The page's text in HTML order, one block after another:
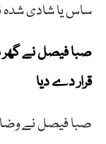
ساس یا شادی
صبا فیصل نے گھر
قرار دے دیا
صبا فیصل نے